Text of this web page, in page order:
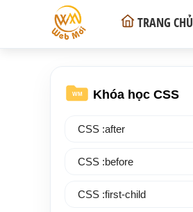
TRANG CHỦ
WM Khóa học CSS
CSS :after
CSS :before
CSS :first-child